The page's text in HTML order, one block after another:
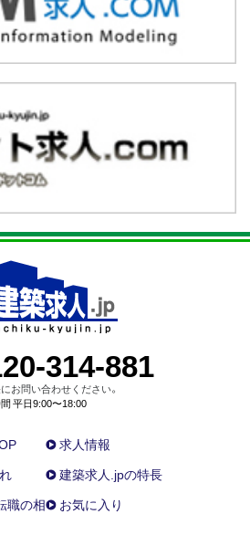
314-881
お問い合わせください。
平日9:00〜18:00
求人情報
建築求人.jpの特長
職の相
お気に入り